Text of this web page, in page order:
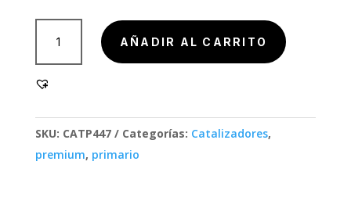
1SC,
90400-
5
1SC
cantidad
AÑADIR AL CARRITO
SKU: CATP447 Categorías: Catalizadores,
premium, primario